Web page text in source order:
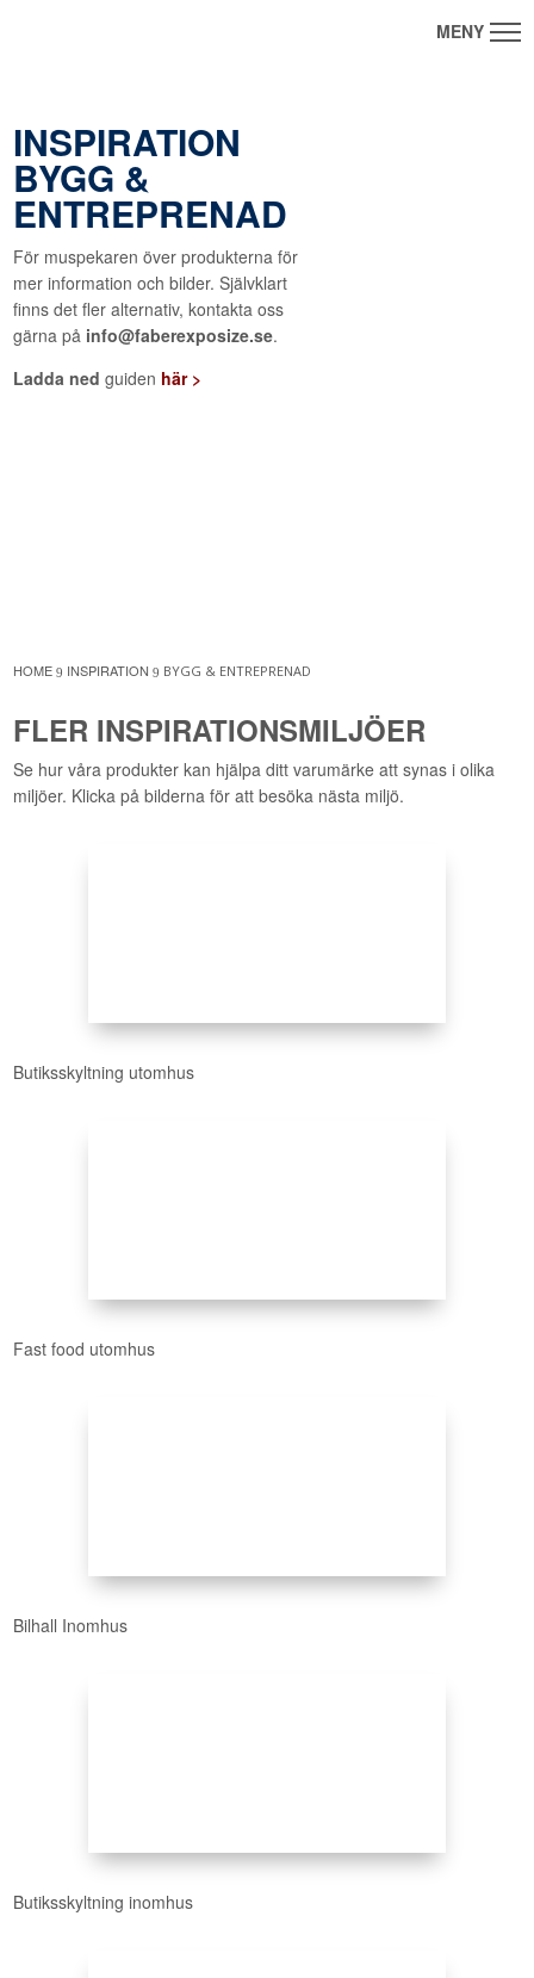
INSPIRATION
BYGG &
ENTREPRENAD
För muspekaren över produkterna för
mer information och bilder. Självklart
finns det fler alternativ, kontakta oss
gärna på info@faberexposize.se.
Ladda ned guiden här >
HOME 9 INSPIRATION 9 BYGG & ENTREPRENAD
FLER INSPIRATIONSMILJÖER
Se hur våra produkter kan hjälpa ditt varumärke att synas i olika
miljöer. Klicka på bilderna för att besöka nästa miljö.
Butiksskyltning utomhus
Fast food utomhus
Bilhall Inomhus
Butiksskyltning inomhus